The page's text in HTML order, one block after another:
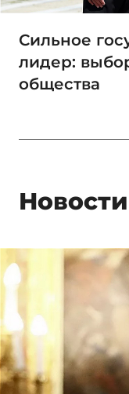
Сильное
лидер:
общества